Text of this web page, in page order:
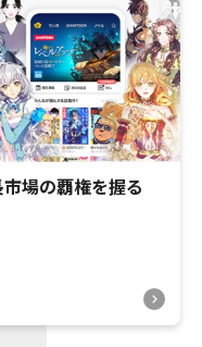
場の覇権を握る